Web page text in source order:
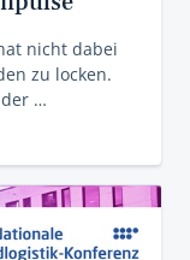
nicht dabei
zu locken.
…